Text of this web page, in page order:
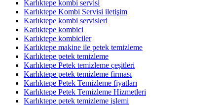
Karlıktepe kombi servisi
Karlıktepe Kombi Servisi iletişim
Karlıktepe kombi servisleri
Karlıktepe kombici
Karlıktepe kombiciler
Karlıktepe makine ile petek temizleme
Karlıktepe petek temizleme
Karlıktepe Petek temizleme çeşitleri
Karlıktepe petek temizleme firması
Karlıktepe Petek Temizleme fiyatları
Karlıktepe Petek Temizleme Hizmetleri
Karlıktepe petek temizleme işlemi